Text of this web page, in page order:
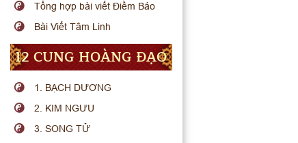
Tổng hợp bài viết Điềm Báo
Bài Viết Tâm Linh
12 CUNG HOÀNG ĐẠO
1. BẠCH DƯƠNG
2. KIM NGƯU
3. SONG TỬ